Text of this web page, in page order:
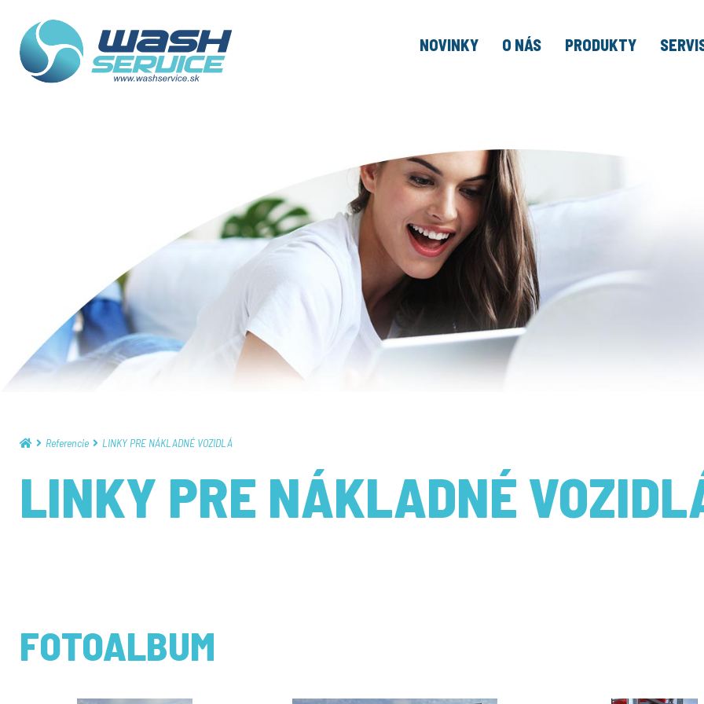
NOVINKY O NÁS PRODUKTY
Referencie LINKY PRE NÁKLADNÉ VOZIDLÁ
LINKY PRE NÁKLADNÉ
FOTOALBUM